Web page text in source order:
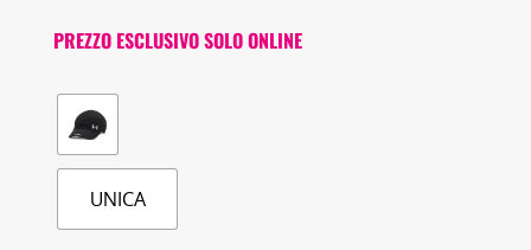
PREZZO ESCLUSIVO SOLO ONLINE
UNICA